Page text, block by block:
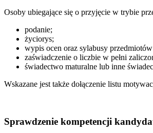
Osoby ubiegające się o przyjęcie w trybie
podanie;
życiorys;
wypis ocen oraz sylabusy
zaświadczenie o liczbie w pełni
świadectwo maturalne lub inne
Wskazane jest także dołączenie listu
Sprawdzenie kompetencji